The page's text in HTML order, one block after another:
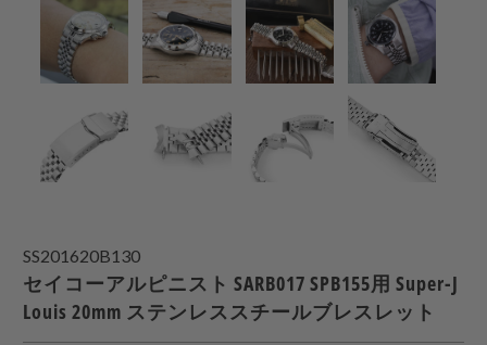
SS201620B130
セイコーアルピニスト SARB017 SPB155用 Super-J
Louis 20mm ステンレススチールブレスレット